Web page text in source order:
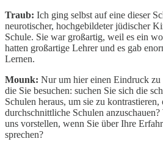
Traub: Ich ging selbst auf eine dieser
neurotischer, hochgebildeter jüdischer
Schule. Sie war großartig, weil es ein
hatten großartige Lehrer und es gab
Lernen.
Mounk: Nur um hier einen Eindruck zu
die Sie besuchen: suchen Sie sich die
Schulen heraus, um sie zu
durchschnittliche Schulen
uns vorstellen, wenn Sie über Ihre
sprechen?